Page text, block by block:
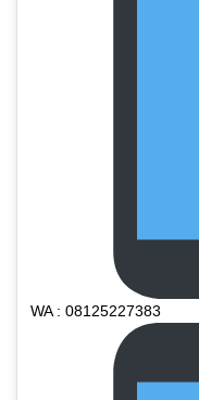
WA : 08125227383